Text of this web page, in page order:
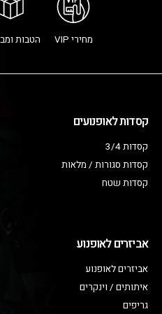
מחירי VIP הטבות
קסדות לאופנועים
קסדות 3/4
קסדות סגורות / מלאות
קסדות שטח
אביזרים לאופנוע
אביזרים לאופנוע
איתותים / וינקרים
גריפים